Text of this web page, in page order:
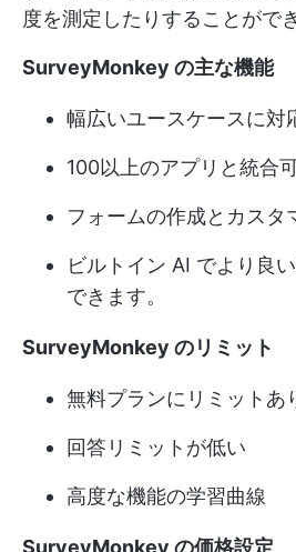
度を測定したりすることがで
SurveyMonkey の主な機能
幅広いユースケースに対
100以上のアプリと統合
フォームの作成とカスタ
ビルトイン AI でより良
できます。
SurveyMonkey のリミット
無料プランにリミットあ
回答リミットが低い
高度な機能の学習曲線
SurveyMonkey の価格設定